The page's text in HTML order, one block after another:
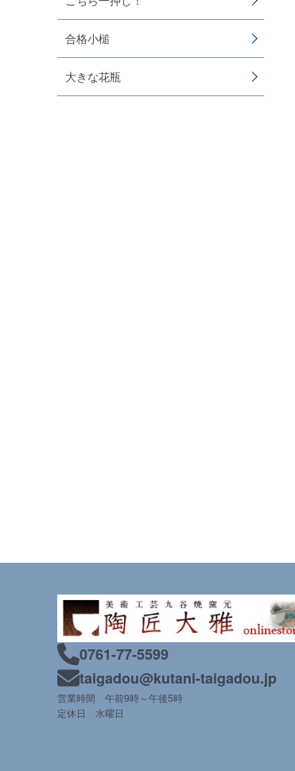
合格小槌
大きな花瓶
0761-77-5599
taigadou@kutani-taigadou.jp
営業時間 午前9時～午後5時
定休日 水曜日